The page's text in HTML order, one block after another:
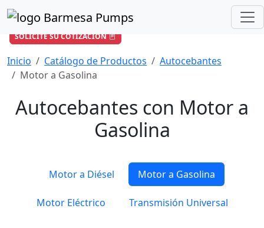
¿Cómo podemos ayudarle?
ventas-co@barmesapumps.com
SOLICITE SU COTIZACIÓN
Inicio Catálogo de Productos
Autocebantes
Motor a Gasolina
Autocebantes con Motor a
Gasolina
Motor a Diésel Motor a Gasolina
Motor Eléctrico Transmisión Universal